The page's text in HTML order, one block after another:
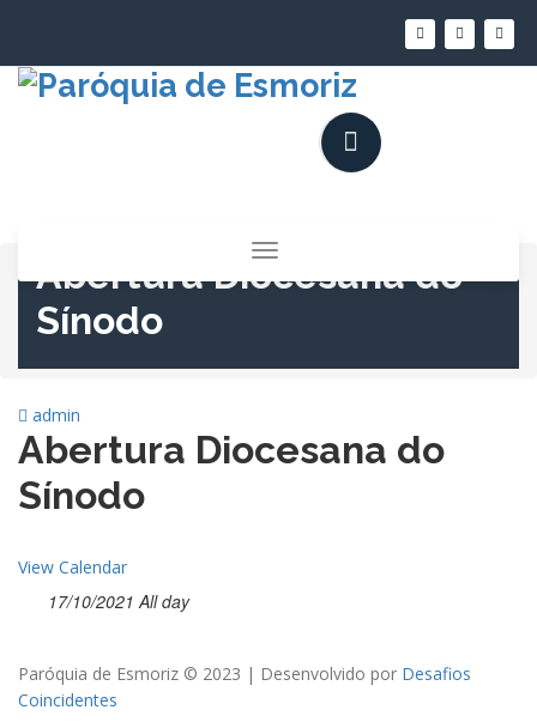
conteúdo
Alternar
a
Abertura Diocesana do
Sínodo
admin
Abertura Diocesana do
Sínodo
View Calendar
17/10/2021 All day
Paróquia de Esmoriz © 2023 | Desenvolvido por Desafios
Coincidentes